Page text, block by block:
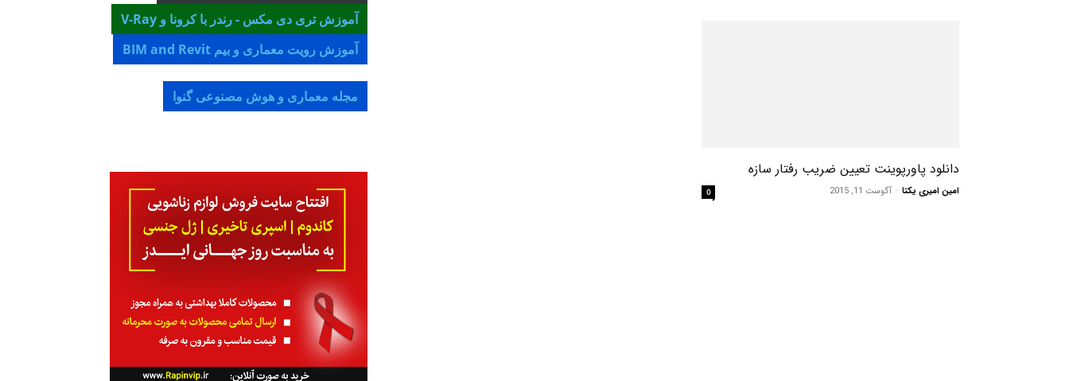
دانلود پاورپوینت تعیین ضریب رفتار سازه
امین امیری یکتا - آگوست 11, 2015 0
آموزش تری دی مکس - رندر با کرونا و V-Ray
آموزش رویت معماری و بیم BIM and Revit
مجله معماری و هوش مصنوعی گنوا